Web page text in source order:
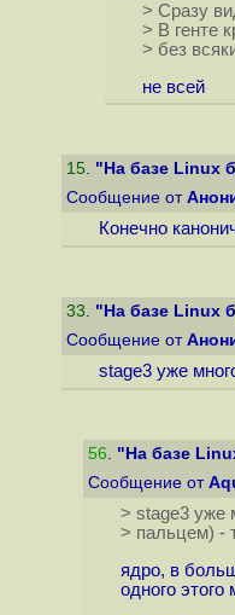
> Сразу
> В генте
> без
не всей
15. "На базе Linux
Сообщение от
Конечно
33. "На базе Linux
Сообщение от
stage3 уже
56. "На базе
Сообщение от
> stage3 уже
> пальцем) -
ядро, в
одного